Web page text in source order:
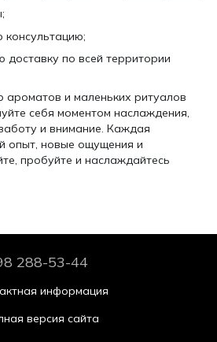
по всей территории
ароматов и маленьких ритуалов
себя моментом наслаждения,
и внимание. Каждая
опыт, новые ощущения и
пробуйте и наслаждайтесь
288-53-44
информация
версия сайта